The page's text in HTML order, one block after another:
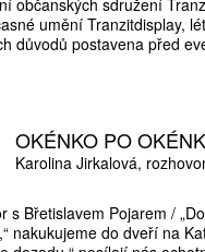
umění Tranzitdisplay,
důvodů postavena před
OKÉNKO PO
Karolina Jirkalová
s Břetislavem Pojarem /
nakukujeme do dveří na
ČÍSEL